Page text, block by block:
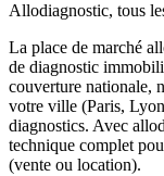
Allodiagnostic, tous
La place de marché
de diagnostic
couverture nationale,
votre ville (Paris,
diagnostics. Avec
technique complet
(vente ou location).